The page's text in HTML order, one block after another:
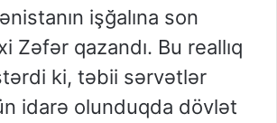
işğalına son
Zəfər qazandı. Bu reallıq
ki, təbii sərvətlər
idarə olunduqda dövlət